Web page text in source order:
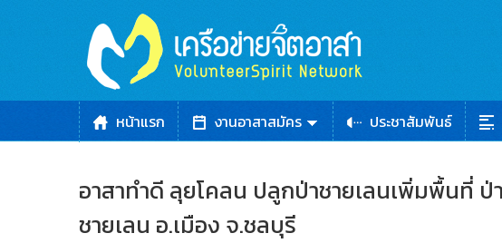
หน้าแรก งานอาสาสมัคร ประชาสัมพันธ์
อาสาทำดี ลุยโคลน ปลูกป่าชายเลนเพิ่มพื้นที่
ชายเลน อ.เมือง จ.ชลบุรี